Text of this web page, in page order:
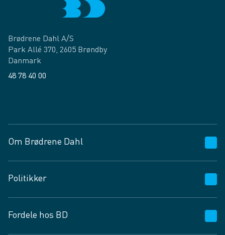
Brødrene Dahl A/S
Park Allé 370, 2605 Brøndby
Danmark
48 78 40 00
Om Brødrene Dahl
Vagttelefon 30 10 89 89
Spørgsmål og svar
Job og karriere
Politikker
Privatlivspolitik
Fordele hos BD